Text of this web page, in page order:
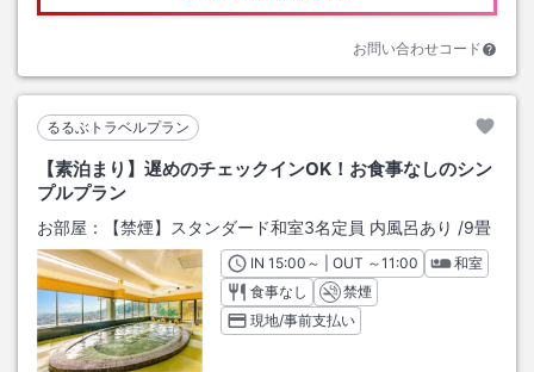
お問い合わせコード
るるぶトラベルプラン
【素泊まり】遅めのチェックインOK！お食事なしのシン
プルプラン
お部屋： 【禁煙】スタンダード和室3名定員 内風呂あり /9畳
INチェックイン
15:00 ～ | OUT チェックアウト
～11:00
和室
食事なし
禁煙
現地/事前支払い